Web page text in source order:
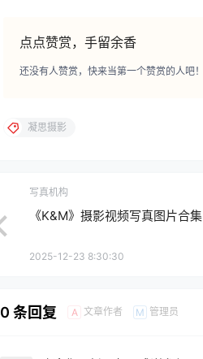
点点赞赏，手留余香
还没有人赞赏，快来当第一个赞赏的人吧！
凝思摄影
写真机构
《K&M》摄影视频写真图片合集
2025-12-23 8:30:30
0 条回复 A 文章作者 M 管理员